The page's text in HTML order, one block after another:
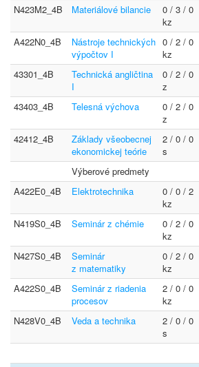
N423M2_4B Materiálové bilancie
0 / 3 / 0
kz
A422N0_4B
Nástroje technických
výpočtov I
0 / 2 / 0
kz
43301_4B
Technická angličtina
I
0 / 2 / 0
z
43403_4B Telesná výchova
0 / 2 / 0
z
42412_4B
Základy všeobecnej
ekonomickej teórie
2 / 0 / 0
s
Výberové predmety
A422E0_4B
Elektrotechnika
0 / 0 / 2
kz
N419S0_4B Seminár z chémie
0 / 2 / 0
kz
N427S0_4B
Seminár
z matematiky
0 / 2 / 0
kz
A422S0_4B
Seminár z riadenia
procesov
2 / 0 / 0
kz
N428V0_4B Veda a technika
2 / 0 / 0
s